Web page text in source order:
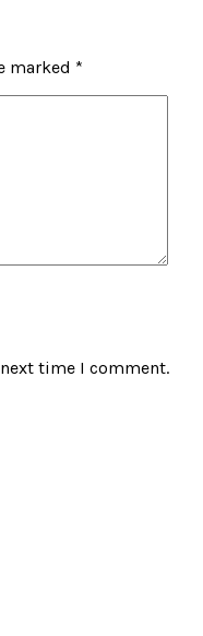
marked *
time I comment.